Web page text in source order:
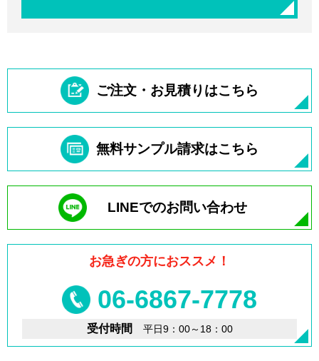
ご注文・お見積りはこちら
無料サンプル請求はこちら
LINEでのお問い合わせ
お急ぎの方におススメ！
06-6867-7778
受付時間 平日9：00～18：00